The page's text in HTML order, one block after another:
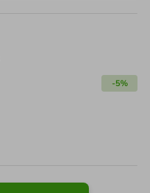
-5%